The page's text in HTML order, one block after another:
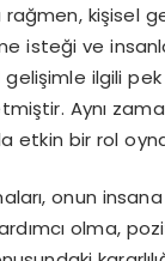
kişisel
isteği ve
ilgili
Aynı
etkin bir rol
onun insana
olma,